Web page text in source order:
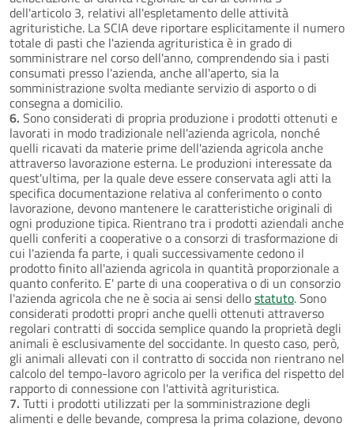
dell'articolo 3, relativi all'espletamento delle attività
agrituristiche. La SCIA deve riportare esplicitamente il numero
totale di pasti che l'azienda agrituristica è in grado di
somministrare nel corso dell'anno, comprendendo sia i pasti
consumati presso l'azienda, anche all'aperto, sia la
somministrazione svolta mediante servizio di asporto o di
consegna a domicilio.
6. Sono considerati di propria produzione i prodotti ottenuti e
lavorati in modo tradizionale nell'azienda agricola, nonché
quelli ricavati da materie prime dell'azienda agricola anche
attraverso lavorazione esterna. Le produzioni interessate da
quest'ultima, per la quale deve essere conservata agli atti la
specifica documentazione relativa al conferimento o conto
lavorazione, devono mantenere le caratteristiche originali di
ogni produzione tipica. Rientrano tra i prodotti aziendali anche
quelli conferiti a cooperative o a consorzi di trasformazione di
cui l'azienda fa parte, i quali successivamente cedono il
prodotto finito all'azienda agricola in quantità proporzionale a
quanto conferito. E' parte di una cooperativa o di un consorzio
l'azienda agricola che ne è socia ai sensi dellostatuto. Sono
considerati prodotti propri anche quelli ottenuti attraverso
regolari contratti di soccida semplice quando la proprietà degli
animali è esclusivamente del soccidante. In questo caso, però,
gli animali allevati con il contratto di soccida non rientrano nel
calcolo del tempo-lavoro agricolo per la verifica del rispetto del
rapporto di connessione con l'attività agrituristica.
7. Tutti i prodotti utilizzati per la somministrazione degli
alimenti e delle bevande, compresa la prima colazione, devono